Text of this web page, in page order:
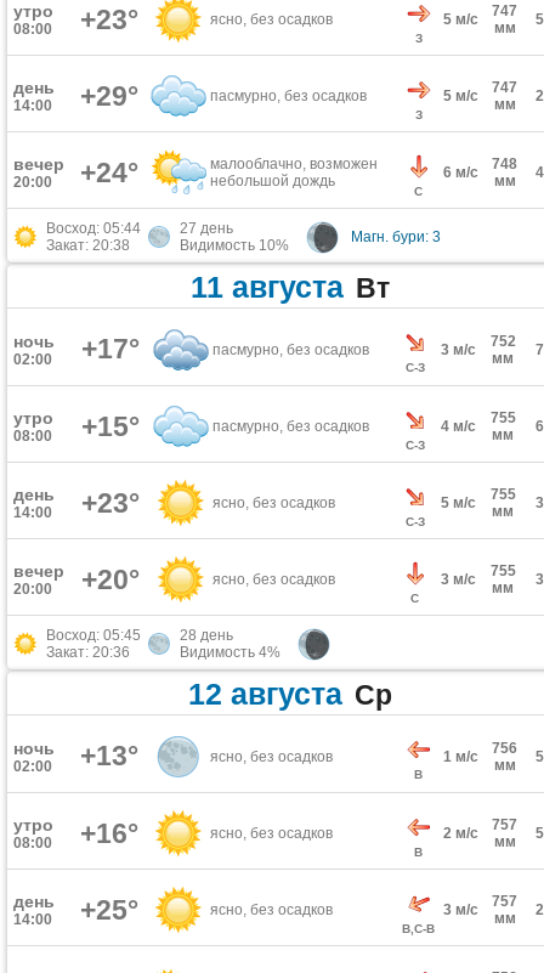
утро
08:00 +23° ясно, без осадков
З
5 м/с
747
мм
день
14:00 +29° пасмурно, без осадков
З
5 м/с
747
мм
вечер
20:00 +24°
малооблачно, возможен
небольшой дождь
С
6 м/с
748
мм
Восход: 05:44
Закат: 20:38
27 день
Видимость 10%
Магн. бури: 3
11 августа Вт
ночь
02:00 +17° пасмурно, без осадков
С-З
3 м/с
752
мм
утро
08:00 +15° пасмурно, без осадков
С-З
4 м/с
755
мм
день
14:00 +23° ясно, без осадков
С-З
5 м/с
755
мм
вечер
20:00 +20° ясно, без осадков
С
3 м/с
755
мм
Восход: 05:45
Закат: 20:36
28 день
Видимость 4%
12 августа Ср
ночь
02:00 +13° ясно, без осадков
В
1 м/с
756
мм
утро
08:00 +16° ясно, без осадков
В
2 м/с
757
мм
день
14:00 +25° ясно, без осадков
В,С-В
3 м/с
757
мм